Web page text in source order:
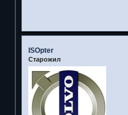
ISOpter
Старожил